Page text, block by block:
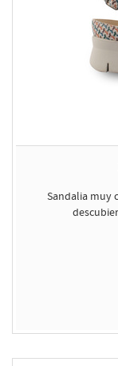
Sandalia muy